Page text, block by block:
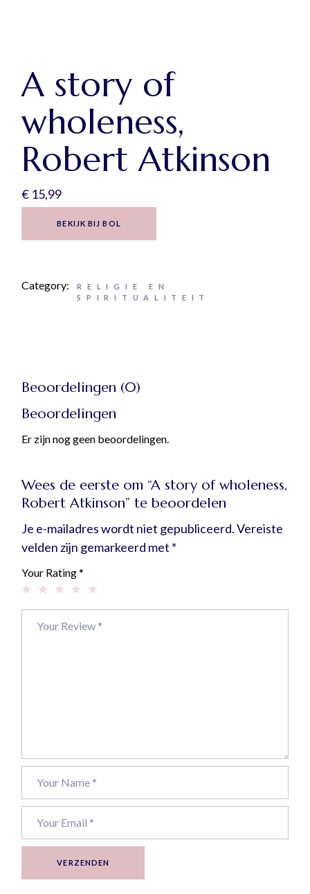
A story of
wholeness,
Robert Atkinson
€ 15,99
BEKIJK BIJ BOL
Category:
RELIGIE EN
SPIRITUALITEIT
Beoordelingen (0)
Beoordelingen
Er zijn nog geen beoordelingen.
Wees de eerste om “A story of wholeness,
Robert Atkinson” te beoordelen
Je e-mailadres wordt niet gepubliceerd.Vereiste
velden zijn gemarkeerd met *
Your Rating*
VERZENDEN